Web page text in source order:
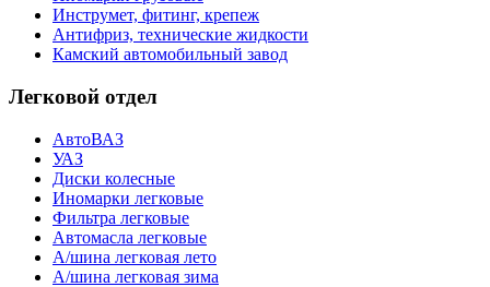
Инструмет, фитинг, крепеж
Антифриз, технические жидкости
Камский автомобильный завод
Легковой отдел
АвтоВАЗ
УАЗ
Диски колесные
Иномарки легковые
Фильтра легковые
Автомасла легковые
А/шина легковая лето
А/шина легковая зима